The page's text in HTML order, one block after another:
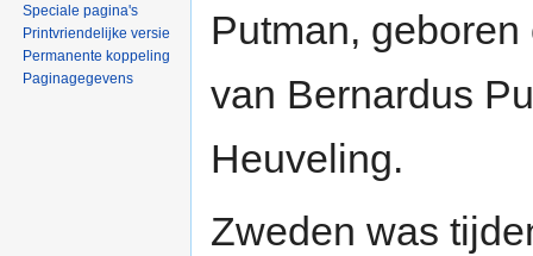
Putman,
van Bernardus
Heuveling.
Zweden was
Speciale pagina's
Printvriendelijke versie
Permanente koppeling
Paginagegevens